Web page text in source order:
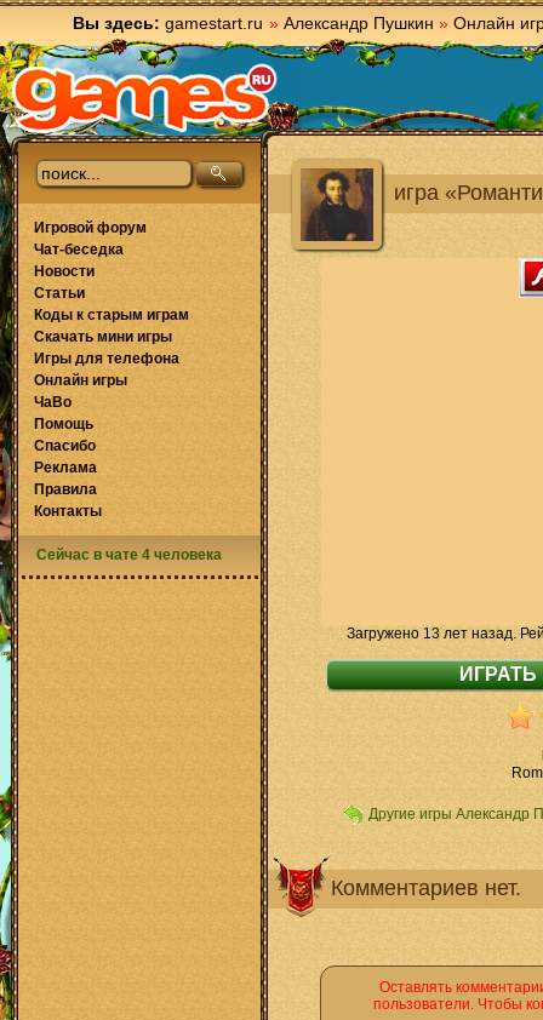
Вы здесь: gamestart.ru » Александр Пушкин » Онлайн
игра
Загружено 13 лет назад.
Другие игры Александр
Комментариев нет.
Оставлять
пользователи. Чтобы
Игровой форум
Чат-беседка
Новости
Статьи
Коды к старым играм
Скачать мини игры
Игры для телефона
Онлайн игры
ЧаВо
Помощь
Спасибо
Реклама
Правила
Контакты
Сейчас в чате 4 человека